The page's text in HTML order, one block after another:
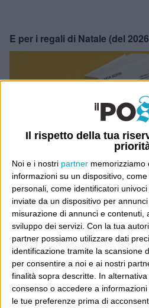
Il rispetto della tua
Noi e i nostri partner memorizziamo
informazioni su un dispositivo,
personali, come identificatori
inviate da un dispositivo per
misurazione di annunci e contenuti,
sviluppo dei servizi. Con la tua
partner possiamo utilizzare dati
identificazione tramite la scansione
per consentire a noi e ai nostri
finalità sopra descritte. In
consenso o accedere a
le tue preferenze prima di
E per i regali di Natale (del